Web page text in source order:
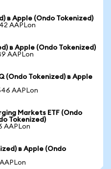
в Apple (Ondo Tokenized)
AAPLon
в Apple (Ondo Tokenized)
AAPLon
(Ondo Tokenized) в Apple
AAPLon
Markets ETF (Ondo
Tokenized)
AAPLon
в Apple (Ondo